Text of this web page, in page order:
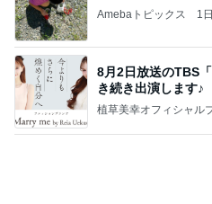
Amebaトピックス 1
8月2日放送のTBS
き続き出演します♪
植草美幸オフィシャル